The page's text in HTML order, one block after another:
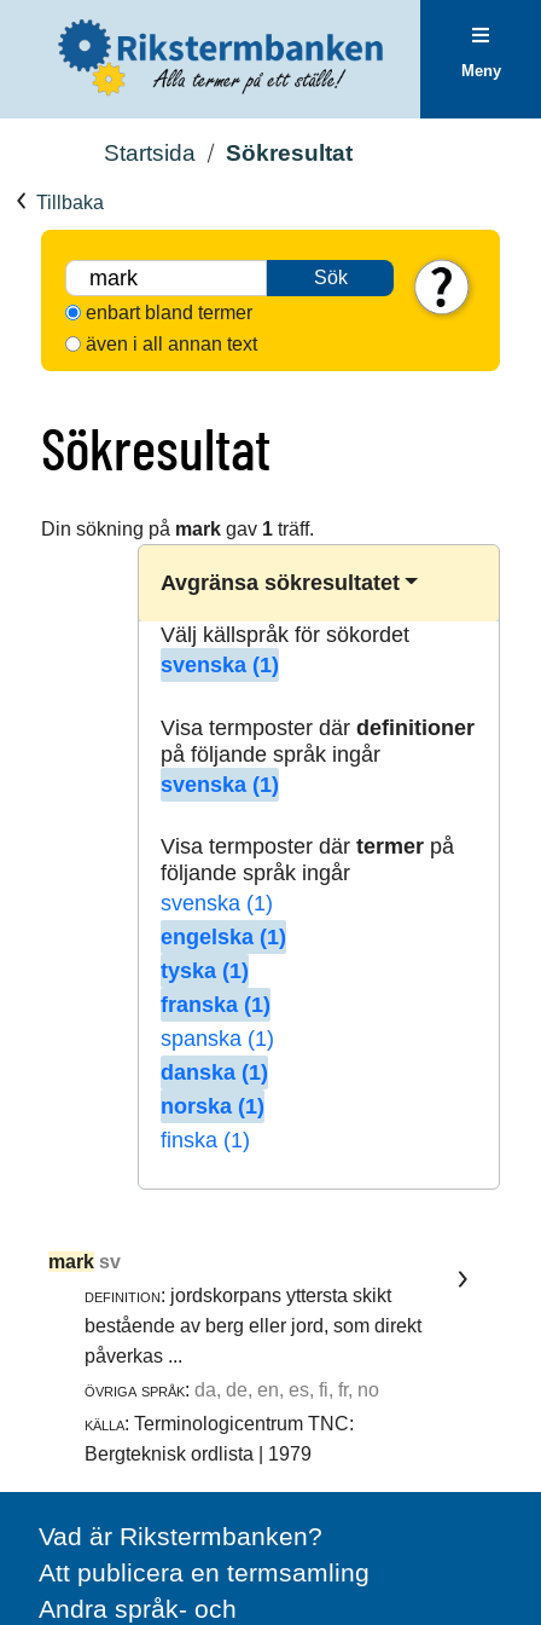
Meny
Startsida Sökresultat
Tillbaka
Sök
enbart bland termer
även i all annan text
Sökresultat
Din sökning på markgav 1träff.
Avgränsa sökresultatet
Välj källspråk för sökordet
svenska (1)
Visa termposter där definitioner
på följande språk ingår
svenska (1)
Visa termposter där termerpå
följande språk ingår
svenska (1)
engelska (1)
tyska (1)
franska (1)
spanska (1)
danska (1)
norska (1)
finska (1)
mark sv
definition: jordskorpans yttersta skikt
bestående av berg eller jord, som direkt
påverkas ...
övriga språk: da, de, en, es, fi, fr, no
källa: Terminologicentrum TNC:
Bergteknisk ordlista | 1979
Vad är Rikstermbanken?
Att publicera en termsamling
Andra språk- och